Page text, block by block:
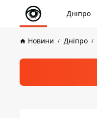
Дніпро
Новини Дніпро